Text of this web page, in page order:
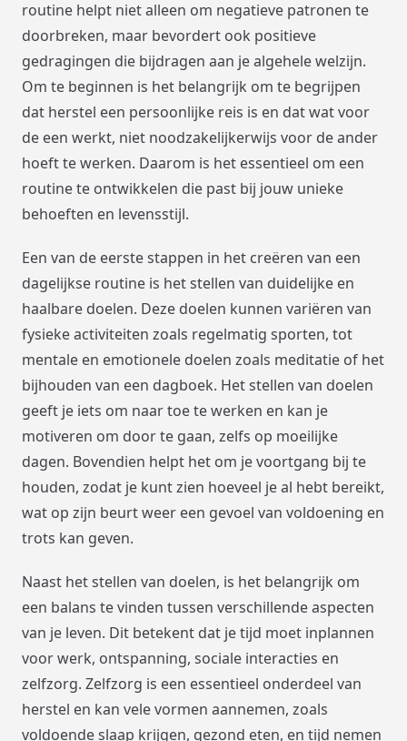
routine helpt niet alleen om negatieve patronen te
doorbreken, maar bevordert ook positieve
gedragingen die bijdragen aan je algehele welzijn.
Om te beginnen is het belangrijk om te begrijpen
dat herstel een persoonlijke reis is en dat wat voor
de een werkt, niet noodzakelijkerwijs voor de ander
hoeft te werken. Daarom is het essentieel om een
routine te ontwikkelen die past bij jouw unieke
behoeften en levensstijl.
Een van de eerste stappen in het creëren van een
dagelijkse routine is het stellen van duidelijke en
haalbare doelen. Deze doelen kunnen variëren van
fysieke activiteiten zoals regelmatig sporten, tot
mentale en emotionele doelen zoals meditatie of het
bijhouden van een dagboek. Het stellen van doelen
geeft je iets om naar toe te werken en kan je
motiveren om door te gaan, zelfs op moeilijke
dagen. Bovendien helpt het om je voortgang bij te
houden, zodat je kunt zien hoeveel je al hebt bereikt,
wat op zijn beurt weer een gevoel van voldoening en
trots kan geven.
Naast het stellen van doelen, is het belangrijk om
een balans te vinden tussen verschillende aspecten
van je leven. Dit betekent dat je tijd moet inplannen
voor werk, ontspanning, sociale interacties en
zelfzorg. Zelfzorg is een essentieel onderdeel van
herstel en kan vele vormen aannemen, zoals
voldoende slaap krijgen, gezond eten, en tijd nemen